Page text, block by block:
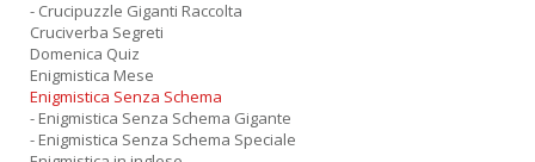
- Crucipuzzle Giganti Raccolta
Cruciverba Segreti
Domenica Quiz
Enigmistica Mese
Enigmistica Senza Schema
- Enigmistica Senza Schema Gigante
- Enigmistica Senza Schema Speciale